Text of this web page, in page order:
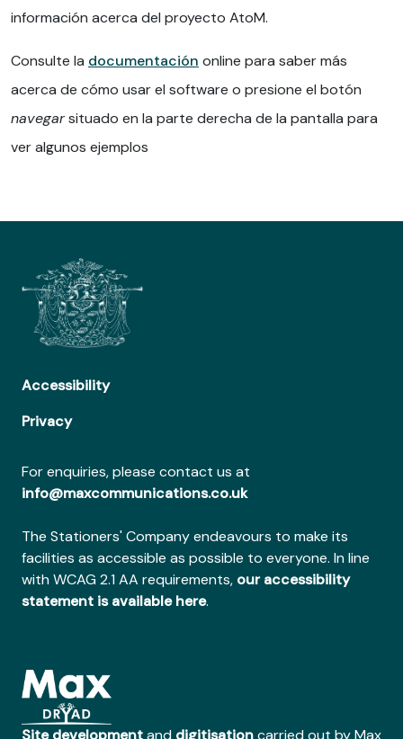
información acerca del proyecto AtoM.
Consulte la documentación online para saber más
acerca de cómo usar el software o presione el botón
navegarsituado en la parte derecha de la pantalla para
ver algunos ejemplos
Accessibility
Privacy
For enquiries, please contact us at
info@maxcommunications.co.uk
The Stationers' Company endeavours to make its
facilities as accessible as possible to everyone. In line
with WCAG 2.1 AA requirements, our accessibility
statement is available here.
Site developmentand digitisationcarried out by Max